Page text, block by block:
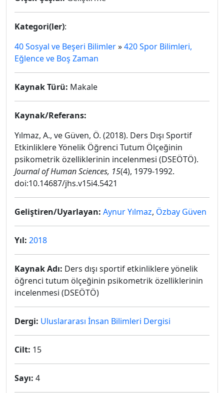
Kategori(ler):
40 Sosyal ve Beşeri Bilimler»420 Spor Bilimleri,
Eğlence ve Boş Zaman
Kaynak Türü: Makale
Kaynak/Referans:
Yılmaz, A., ve Güven, Ö. (2018). Ders Dışı Sportif
Etkinliklere Yönelik Öğrenci Tutum Ölçeğinin
psikometrik özelliklerinin incelenmesi (DSEÖTÖ).
Journal of Human Sciences, 15(4), 1979-1992.
doi:10.14687/jhs.v15i4.5421
Geliştiren/Uyarlayan: Aynur Yılmaz, Özbay Güven
Yıl: 2018
Kaynak Adı: Ders dışı sportif etkinliklere yönelik
öğrenci tutum ölçeğinin psikometrik özelliklerinin
incelenmesi (DSEÖTÖ)
Dergi: Uluslararası İnsan Bilimleri Dergisi
Cilt: 15
Sayı: 4